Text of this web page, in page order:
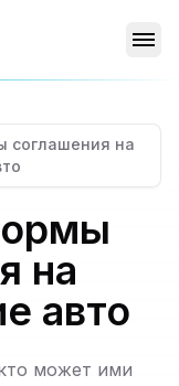
соглашения на
на
авто
может ими